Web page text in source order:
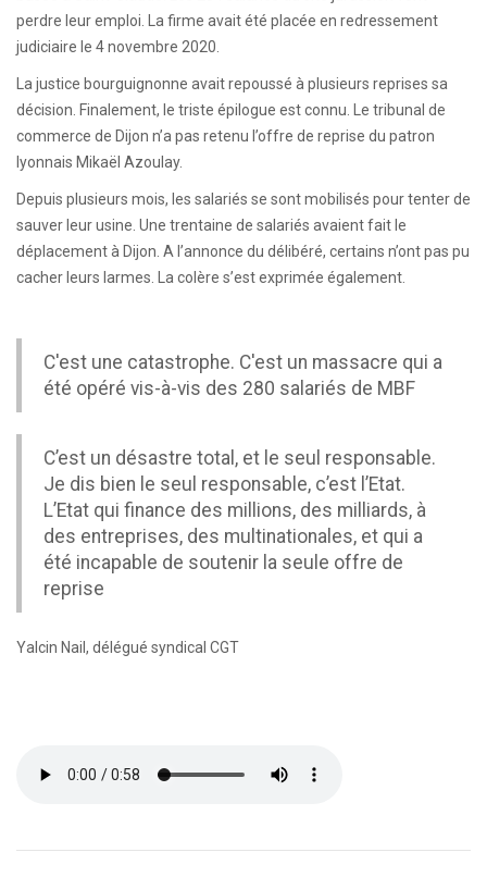
perdre leur emploi. La firme avait été placée en redressement
judiciaire le 4 novembre 2020.
La justice bourguignonne avait repoussé à plusieurs reprises sa
décision. Finalement, le triste épilogue est connu. Le tribunal de
commerce de Dijon n’a pas retenu l’offre de reprise du patron
lyonnais Mikaël Azoulay.
Depuis plusieurs mois, les salariés se sont mobilisés pour tenter de
sauver leur usine. Une trentaine de salariés avaient fait le
déplacement à Dijon. A l’annonce du délibéré, certains n’ont pas pu
cacher leurs larmes. La colère s’est exprimée également.
C'est une catastrophe. C'est un massacre qui a
été opéré vis-à-vis des 280 salariés de MBF
C’est un désastre total, et le seul responsable.
Je dis bien le seul responsable, c’est l’Etat.
L’Etat qui finance des millions, des milliards, à
des entreprises, des multinationales, et qui a
été incapable de soutenir la seule offre de
reprise
Yalcin Nail, délégué syndical CGT